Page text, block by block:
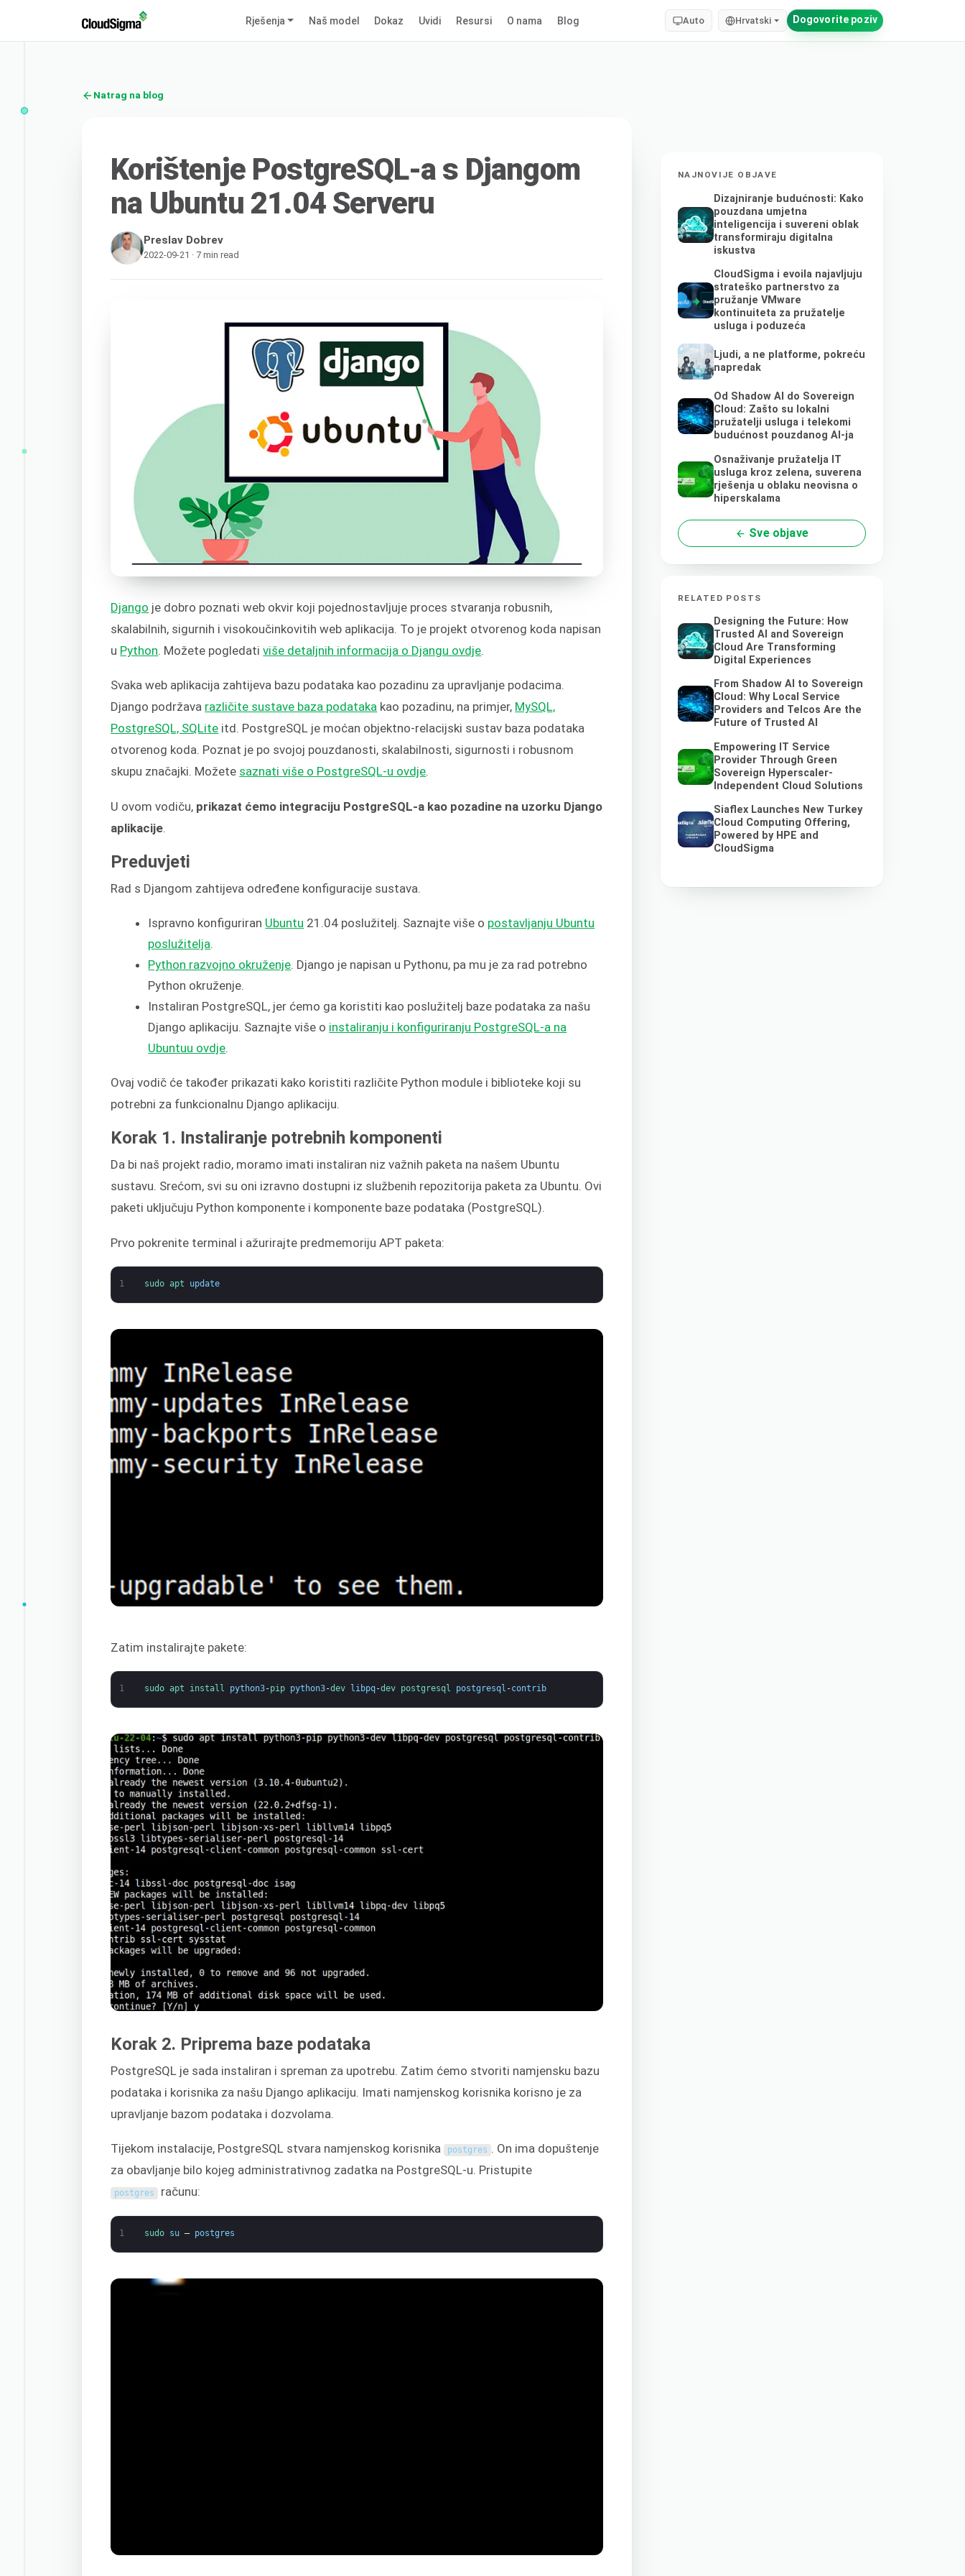
Rješenja Naš model Dokaz Uvidi Resursi O nama Blog Auto Hrvatski Dogovorite poziv
Natrag na blog
Korištenje PostgreSQL-a s Djangom
na Ubuntu 21.04 Serveru
Preslav Dobrev
2022-09-21 · 7 min read
Django je dobro poznati web okvir koji pojednostavljuje proces stvaranja robusnih,
skalabilnih, sigurnih i visokoučinkovitih web aplikacija. To je projekt otvorenog koda napisan
u Python. Možete pogledativiše detaljnih informacija o Djangu ovdje.
Svaka web aplikacija zahtijeva bazu podataka kao pozadinu za upravljanje podacima.
Django podržava različite sustave baza podataka kao pozadinu, na primjer, MySQL,
PostgreSQL, SQLite itd. PostgreSQL je moćan objektno-relacijski sustav baza podataka
otvorenog koda. Poznat je po svojoj pouzdanosti, skalabilnosti, sigurnosti i robusnom
skupu značajki. Možete saznati više o PostgreSQL-u ovdje.
U ovom vodiču, prikazat ćemo integraciju PostgreSQL-a kao pozadine na uzorku Django
aplikacije
Preduvjeti
Rad s Djangom zahtijeva određene konfiguracije sustava.
Ispravno konfiguriran Ubuntu 21.04 poslužitelj. Saznajte više o postavljanju Ubuntu
poslužitelja
Python razvojno okruženje . Django je napisan u Pythonu, pa mu je za rad potrebno
Python okruženje.
Instaliran PostgreSQL, jer ćemo ga koristiti kao poslužitelj baze podataka za našu
Django aplikaciju. Saznajte više o instaliranju i konfiguriranju PostgreSQL-a na
Ubuntuu ovdje
Ovaj vodič će također prikazati kako koristiti različite Python module i biblioteke koji su
potrebni za funkcionalnu Django aplikaciju.
Korak 1. Instaliranje potrebnih komponenti
Da bi naš projekt radio, moramo imati instaliran niz važnih paketa na našem Ubuntu
sustavu. Srećom, svi su oni izravno dostupni iz službenih repozitorija paketa za Ubuntu. Ovi
paketi uključuju Python komponente i komponente baze podataka (PostgreSQL).
Prvo pokrenite terminal i ažurirajte predmemoriju APT paketa:
1 sudo apt update
Zatim instalirajte pakete:
1 sudo apt install python3-pip python3-dev libpq-dev postgresql postgresql -contrib
Korak 2. Priprema baze podataka
PostgreSQL je sada instaliran i spreman za upotrebu. Zatim ćemo stvoriti namjensku bazu
podataka i korisnika za našu Django aplikaciju. Imati namjenskog korisnika korisno je za
upravljanje bazom podataka i dozvolama.
Tijekom instalacije, PostgreSQL stvara namjenskog korisnika postgres . On ima dopuštenje
za obavljanje bilo kojeg administrativnog zadatka na PostgreSQL-u. Pristupite
postgres računu:
1 sudo su – postgres
NAJNOVIJE OBJAVE
Dizajniranje budućnosti: Kako
pouzdana umjetna
inteligencija i suvereni oblak
transformiraju digitalna
iskustva
CloudSigma i evoila najavljuju
strateško partnerstvo za
pružanje VMware
kontinuiteta za pružatelje
usluga i poduzeća
Ljudi, a ne platforme, pokreću
napredak
Od Shadow AI do Sovereign
Cloud: Zašto su lokalni
pružatelji usluga i telekomi
budućnost pouzdanog AI-ja
Osnaživanje pružatelja IT
usluga kroz zelena, suverena
rješenja u oblaku neovisna o
hiperskalama
Sve objave
RELATED POSTS
Designing the Future: How
Trusted AI and Sovereign
Cloud Are Transforming
Digital Experiences
From Shadow AI to Sovereign
Cloud: Why Local Service
Providers and Telcos Are the
Future of Trusted AI
Empowering IT Service
Provider Through Green
Sovereign Hyperscaler-
Independent Cloud Solutions
Siaflex Launches New Turkey
Cloud Computing Offering,
Powered by HPE and
CloudSigma